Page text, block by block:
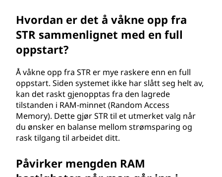
Hvordan er det å våkne opp fra
STR sammenlignet med en full
oppstart?
Å våkne opp fra STR er mye raskere enn en full
oppstart. Siden systemet ikke har slått seg helt av,
kan det raskt gjenopptas fra den lagrede
tilstanden i RAM-minnet (Random Access
Memory). Dette gjør STR til et utmerket valg når
du ønsker en balanse mellom strømsparing og
rask tilgang til arbeidet ditt.
Påvirker mengden RAM